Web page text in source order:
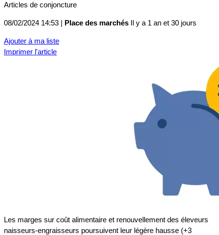
Articles de conjoncture
08/02/2024 14:53 | Place des marchés Il y a 1 an et 30 jours
Ajouter à ma liste
Imprimer l'article
Les marges sur coût alimentaire et renouvellement des éleveurs
naisseurs-engraisseurs poursuivent leur légère hausse (+3